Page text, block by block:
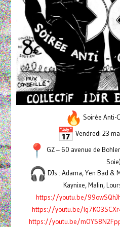
Soirée Anti-
Vendredi 23
GZ – 60 avenue de
Soie)
DJs : Adama, Yen Bad &
Kaynixe, Malin,
https://youtu.be/
https://youtu.be/
https://youtu.be/